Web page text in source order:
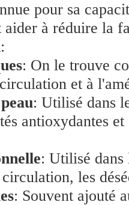
pour sa
à réduire la
:
: On le trouve
et à
: Utilisé dans
antioxydantes
: Utilisé
les
: Souvent ajouté